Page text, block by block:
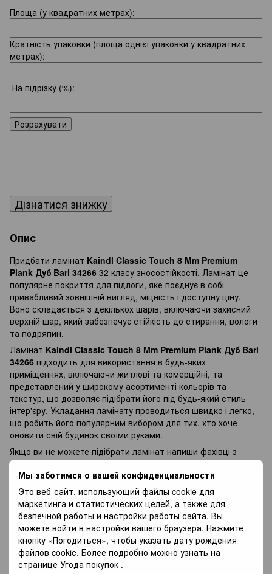
Мы заботимся о вашей конфиденциальности
Это веб-сайт, использующий файлы cookie для
маркетинга и статистических целей, а также для
безпечной работы и настройки работы сайта. Вы
можете войти в настройки вашего браузера. Нажмите
кнопку «Погодиться», чтобы указать дату рождения
файлов cookie. Более подробно можно узнать на
странице Угода покупок .
Площа (у квадратних метрах):
Кратність упаковки (площа однієї упаковки у квадратних
метрах):
На підрізку (%):
Розрахувати
Дізнатися знижку
Опис
Придбати ламінат Kaindl Classic Touch 8 Mm Premium
Plank Дуб Bari 34266 32 класу зносостійкості. Ламінат це -
популярне покриття для підлоги, яке поєднує в собі
привабливий зовнішній вигляд, міцність і доступну ціну.
Воно складається з декількох шарів, включаючи захисний
верхній шар, який забезпечує стійкість до стирання, вологи
та подряпин.
Ламінат Kaindl Classic Touch 8 Mm Premium Plank Дуб Bari
34266 підходить для використання в будь-яких
приміщеннях, включаючи житлові та комерційні, та
представлений у широкому асортименті кольорів та
текстур, що дозволяє підібрати його під будь-який стиль
інтер'єру. Укладання ламінату проводиться швидко і легко,
що робить його популярним вибором для тих, хто хоче
оновити свій будинок своїми руками.
Якщо ви не можете підібрати ламінат напиши фахівці з
радістю Вам допоможуть у Виборі, так само у Вас є
можливість Придбати покриття для підлоги в оплату
частинами, і оплачувати різними платежами протягом 3
місяців.
Характеристики
Клас
зносостійкості
32 клас